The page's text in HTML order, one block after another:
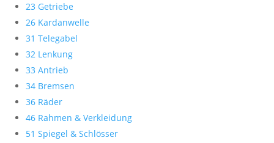
23 Getriebe
26 Kardanwelle
31 Telegabel
32 Lenkung
33 Antrieb
34 Bremsen
36 Räder
46 Rahmen & Verkleidung
51 Spiegel & Schlösser